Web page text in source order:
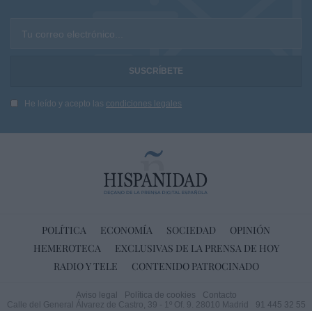
Tu correo electrónico...
He leído y acepto las condiciones legales
POLÍTICA ECONOMÍA SOCIEDAD
OPINIÓN
HEMEROTECA
EXCLUSIVAS DE LA PRENSA DE HOY
RADIO Y TELE
CONTENIDO PATROCINADO
Aviso legal Política de cookies
Contacto
Calle del General Álvarez de Castro, 39 - 1º Of. 9. 28010 Madrid
91 445 32 55